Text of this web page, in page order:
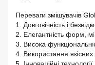
Переваги змішувачів
1. Довговічність і
2. Елегантність форм,
3. Висока
4. Використання якісних
5. Інноваційні